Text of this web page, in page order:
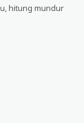
hitung mundur